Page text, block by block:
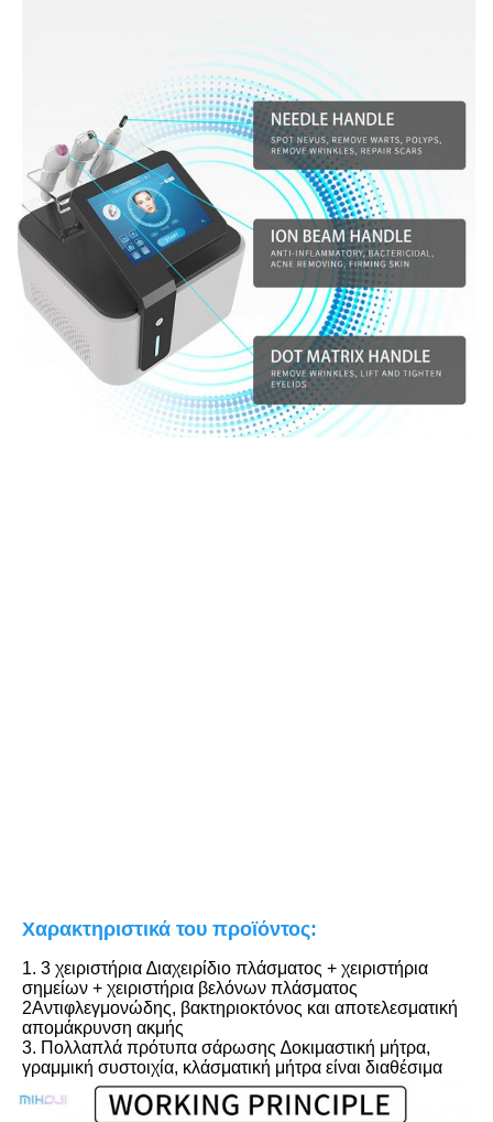
Χαρακτηριστικά του προϊόντος:
1. 3 χειριστήρια ∆ιαχειρίδιο πλάσματος + χειριστήρια
σημείων + χειριστήρια βελόνων πλάσματος
2Αντιφλεγμονώδης, βακτηριοκτόνος και αποτελεσματική
απομάκρυνση ακμής
3. Πολλαπλά πρότυπα σάρωσης ∆οκιμαστική μήτρα,
γραμμική συστοιχία, κλάσματική μήτρα είναι διαθέσιμα